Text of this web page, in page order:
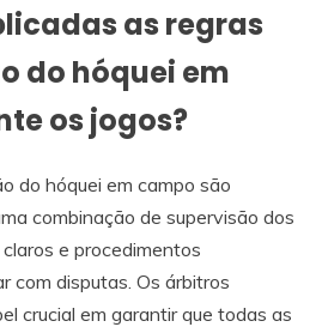
as regras
do hóquei em
os jogos?
do hóquei em campo são
combinação de supervisão dos
e procedimentos
com disputas. Os árbitros
crucial em garantir que todas as